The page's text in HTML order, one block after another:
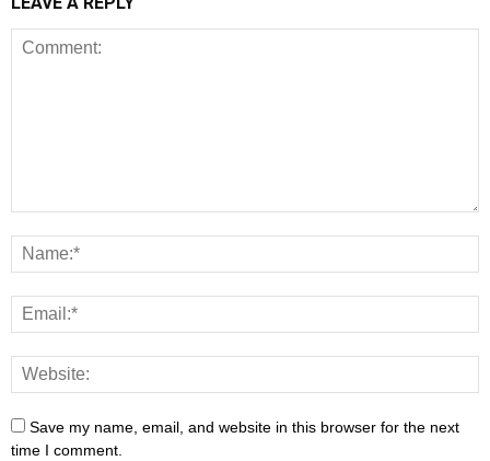
Save my name, email, and website in this browser for the next
time I comment.